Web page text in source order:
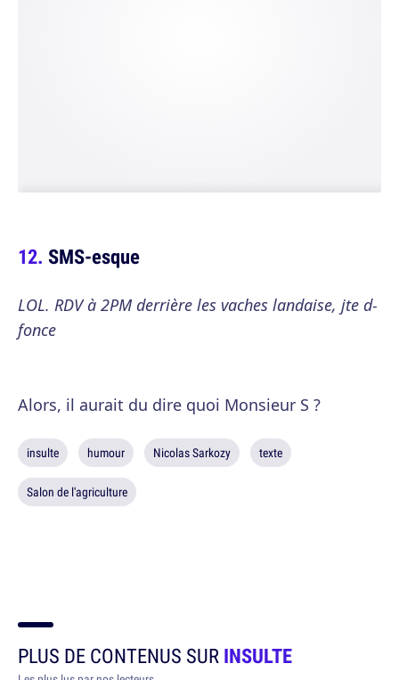
SMS-esque
LOL. RDV à 2PM derrière les vaches landaise, jte d-
fonce
Alors, il aurait du dire quoi Monsieur S ?
insulte humour Nicolas Sarkozy texte
Salon de l'agriculture
PLUS DE CONTENUS SURINSULTE